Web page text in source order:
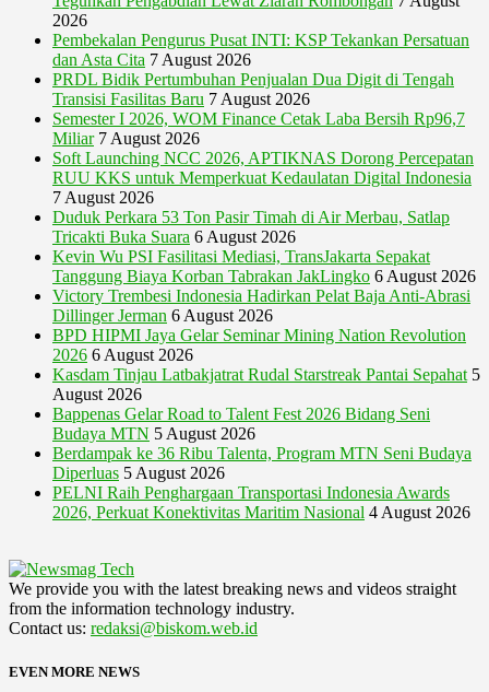
2026
Pembekalan Pengurus Pusat INTI: KSP Tekankan Persatuan
dan Asta Cita 7 August 2026
PRDL Bidik Pertumbuhan Penjualan Dua Digit di Tengah
Transisi Fasilitas Baru 7 August 2026
Semester I 2026, WOM Finance Cetak Laba Bersih Rp96,7
Miliar 7 August 2026
Soft Launching NCC 2026, APTIKNAS Dorong Percepatan
RUU KKS untuk Memperkuat Kedaulatan Digital Indonesia
7 August 2026
Duduk Perkara 53 Ton Pasir Timah di Air Merbau, Satlap
Tricakti Buka Suara 6 August 2026
Kevin Wu PSI Fasilitasi Mediasi, TransJakarta Sepakat
Tanggung Biaya Korban Tabrakan JakLingko 6 August 2026
Victory Trembesi Indonesia Hadirkan Pelat Baja Anti-Abrasi
Dillinger Jerman 6 August 2026
BPD HIPMI Jaya Gelar Seminar Mining Nation Revolution
2026 6 August 2026
Kasdam Tinjau Latbakjatrat Rudal Starstreak Pantai Sepahat 5
August 2026
Bappenas Gelar Road to Talent Fest 2026 Bidang Seni
Budaya MTN 5 August 2026
Berdampak ke 36 Ribu Talenta, Program MTN Seni Budaya
Diperluas 5 August 2026
PELNI Raih Penghargaan Transportasi Indonesia Awards
2026, Perkuat Konektivitas Maritim Nasional 4 August 2026
We provide you with the latest breaking news and videos straight
from the information technology industry.
Contact us: redaksi@biskom.web.id
EVEN MORE NEWS